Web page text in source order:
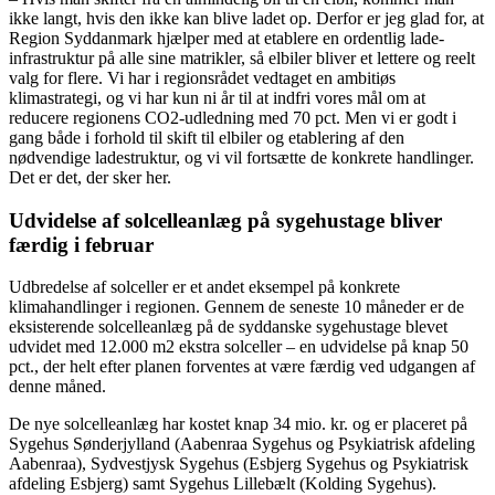
ikke langt, hvis den ikke kan blive ladet op. Derfor er jeg glad for, at
Region Syddanmark hjælper med at etablere en ordentlig lade-
infrastruktur på alle sine matrikler, så elbiler bliver et lettere og reelt
valg for flere. Vi har i regionsrådet vedtaget en ambitiøs
klimastrategi, og vi har kun ni år til at indfri vores mål om at
reducere regionens CO2-udledning med 70 pct. Men vi er godt i
gang både i forhold til skift til elbiler og etablering af den
nødvendige ladestruktur, og vi vil fortsætte de konkrete handlinger.
Det er det, der sker her.
Udvidelse af solcelleanlæg på sygehustage bliver
færdig i februar
Udbredelse af solceller er et andet eksempel på konkrete
klimahandlinger i regionen. Gennem de seneste 10 måneder er de
eksisterende solcelleanlæg på de syddanske sygehustage blevet
udvidet med 12.000 m2 ekstra solceller – en udvidelse på knap 50
pct., der helt efter planen forventes at være færdig ved udgangen af
denne måned.
De nye solcelleanlæg har kostet knap 34 mio. kr. og er placeret på
Sygehus Sønderjylland (Aabenraa Sygehus og Psykiatrisk afdeling
Aabenraa), Sydvestjysk Sygehus (Esbjerg Sygehus og Psykiatrisk
afdeling Esbjerg) samt Sygehus Lillebælt (Kolding Sygehus).